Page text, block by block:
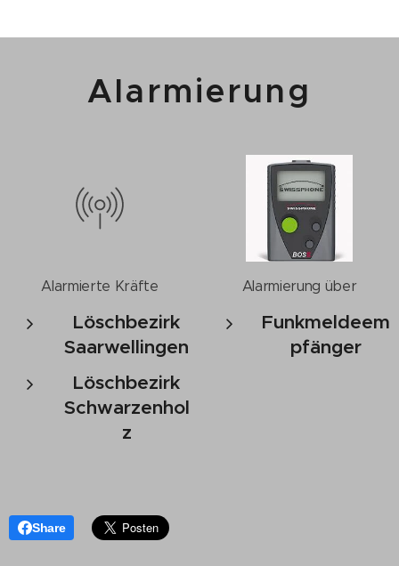
Alarmierung
Alarmierte Kräfte
Löschbezirk
Saarwellingen
Löschbezirk
Schwarzenhol
z
Alarmierung über
Funkmeldeem
pfänger
Share